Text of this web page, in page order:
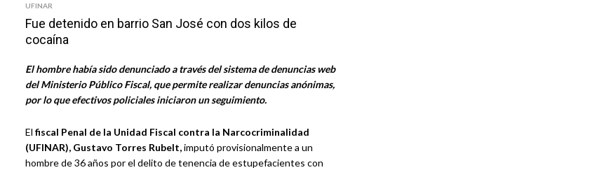
UFINAR
Fue detenido en barrio San José con dos kilos de
cocaína
El hombre había sido denunciado a través del sistema de denuncias web
del Ministerio Público Fiscal, que permite realizar denuncias anónimas,
por lo que efectivos policiales iniciaron un seguimiento.
El fiscal Penal de la Unidad Fiscal contra la Narcocriminalidad
(UFINAR), Gustavo Torres Rubelt,imputó provisionalmente a un
hombre de 36 años por el delito de tenencia de estupefacientes con